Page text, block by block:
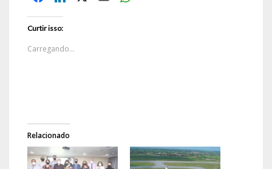
Curtir isso:
Carregando...
Relacionado